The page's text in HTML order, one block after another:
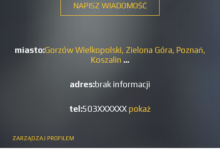
NAPISZ WIADOMOŚĆ
miasto:Gorzów Wielkopolski, Zielona Góra, Poznań,
Koszalin ...
adres:brak informacji
tel:503XXXXXX pokaż
ZARZĄDZAJ PROFILEM